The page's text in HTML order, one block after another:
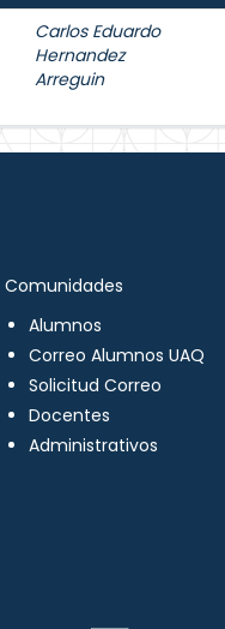
Carlos Eduardo
Hernandez
Arreguin
Comunidades
Alumnos
Correo Alumnos UAQ
Solicitud Correo
Docentes
Administrativos